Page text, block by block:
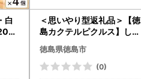
白
＜思いやり型返礼品＞【徳
島カクテルピクルス】しい
たけ・さつま芋・季節野菜
の3点セット
徳島県徳島市
(0)